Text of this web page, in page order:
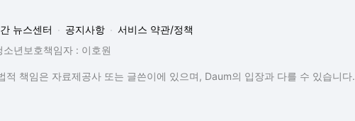
뉴스센터 공지사항
서비스 약관/정책
소년보호책임자 : 이호원
적 책임은 자료제공사 또는 글쓴이에 있으며, Daum의 입장과 다를 수 있습니다.